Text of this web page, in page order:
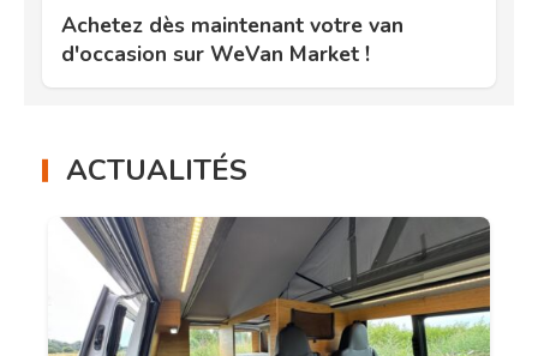
Achetez dès maintenant votre van
d'occasion sur WeVan Market !
ACTUALITÉS